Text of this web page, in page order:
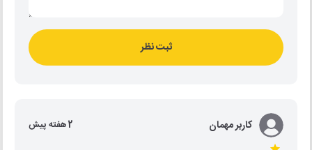
ثبت نظر
کاربر مهمان 2 هفته پیش